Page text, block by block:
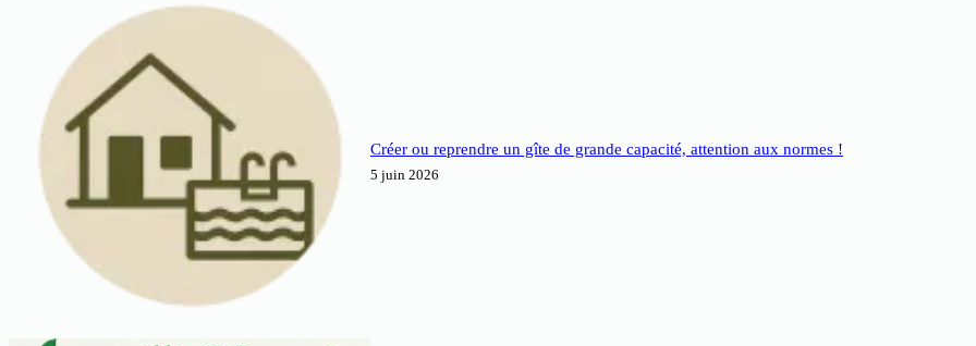
Créer ou reprendre un gîte de grande capacité, attention aux normes !
5 juin 2026